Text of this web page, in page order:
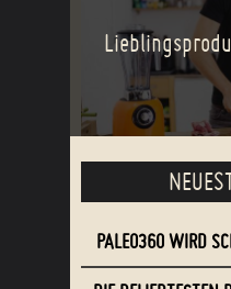
PALEO360 WIRD